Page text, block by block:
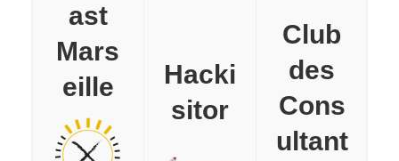
ast
Mars
eille
Hacki
sitor
Club
des
Cons
ultant